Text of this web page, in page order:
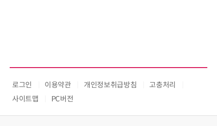
로그인 이용약관 개인정보취급방침
고충처리
사이트맵
PC버전